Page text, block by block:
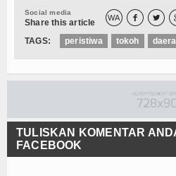
Social media
Share this article WA  
TAGS: peristiwa tokoh
TULISKAN KOMENTAR
FACEBOOK